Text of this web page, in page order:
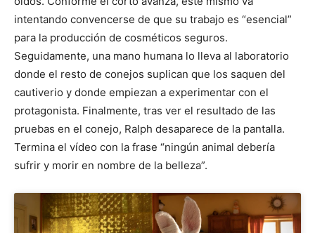
intentando convencerse de que su trabajo es “esencial”
para la producción de cosméticos seguros.
Seguidamente, una mano humana lo lleva al laboratorio
donde el resto de conejos suplican que los saquen del
cautiverio y donde empiezan a experimentar con el
protagonista. Finalmente, tras ver el resultado de las
pruebas en el conejo, Ralph desaparece de la pantalla.
Termina el vídeo con la frase “ningún animal debería
sufrir y morir en nombre de la belleza”.